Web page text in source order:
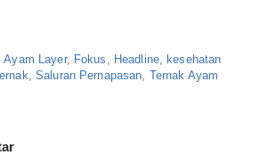
Ayam Layer, Fokus , Headline, kesehatan
,Saluran Pernapasan, Ternak Ayam